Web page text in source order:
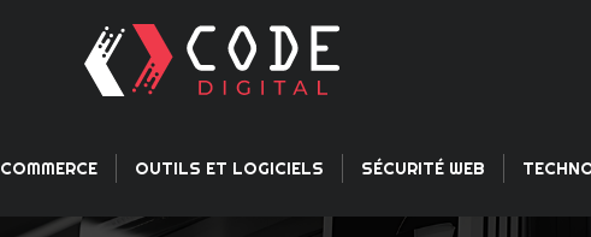
OUTILS ET LOGICIELS SÉCURITÉ WEB